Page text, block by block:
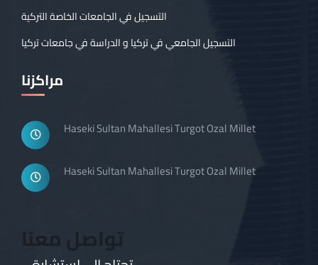
التسجيل في الجامعات الخاصة التركية
التسجيل الجامعي في تركيا و الدراسة في جامعات تركيا
مراكزنا
Haseki Sultan Mahallesi Turgot Ozal Millet
Haseki Sultan Mahallesi Turgot Ozal Millet
تواصل معنا